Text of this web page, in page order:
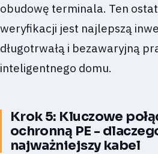
obudowę terminala. Ten
weryfikacji jest najlepszą
długotrwałą i bezawaryjną
inteligentnego domu.
Krok 5: Kluczowe
ochronną PE -
najważniejszy kabel